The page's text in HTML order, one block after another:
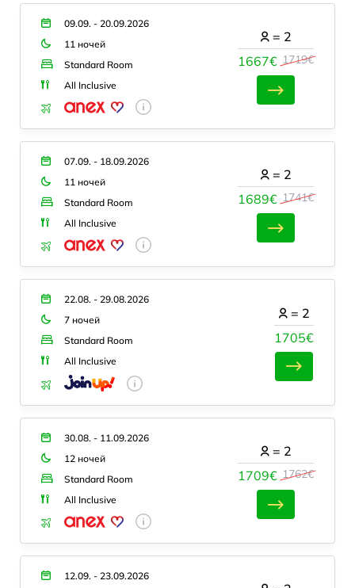
09.09. - 20.09.2026
11 ночей
Standard Room
All Inclusive
1667€ 1719€
= 2
07.09. - 18.09.2026
11 ночей
Standard Room
All Inclusive
1689€ 1741€
= 2
22.08. - 29.08.2026
7 ночей
Standard Room
All Inclusive
1705€
= 2
30.08. - 11.09.2026
12 ночей
Standard Room
All Inclusive
1709€ 1762€
= 2
12.09. - 23.09.2026